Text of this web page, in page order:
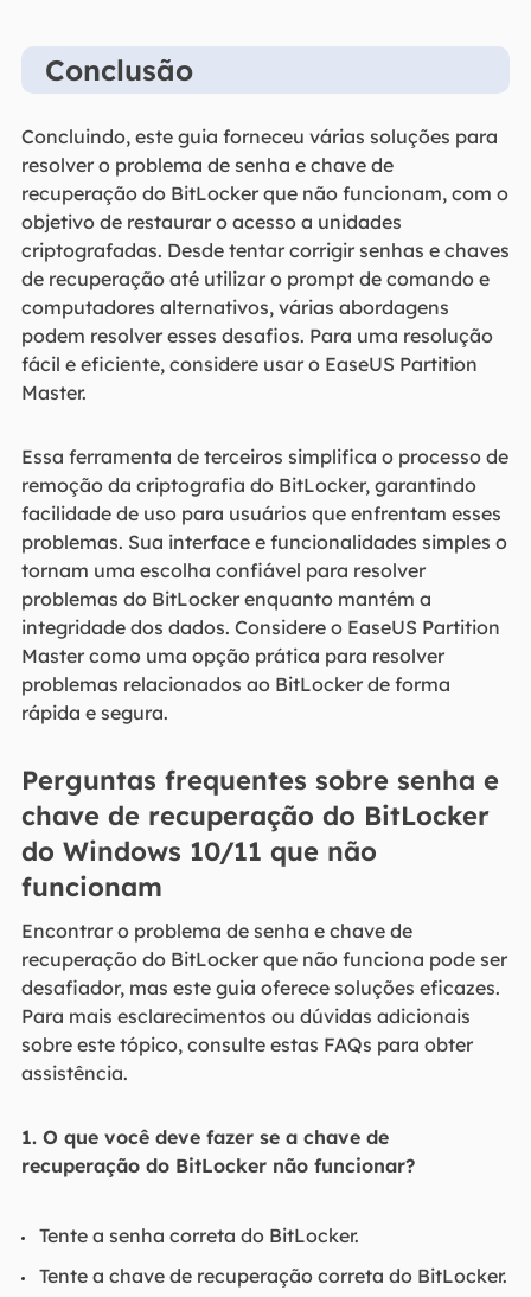
Conclusão
Concluindo, este guia forneceu várias soluções para
resolver o problema de senha e chave de
recuperação do BitLocker que não funcionam, com o
objetivo de restaurar o acesso a unidades
criptografadas. Desde tentar corrigir senhas e chaves
de recuperação até utilizar o prompt de comando e
computadores alternativos, várias abordagens
podem resolver esses desafios. Para uma resolução
fácil e eficiente, considere usar o EaseUS Partition
Master.
Essa ferramenta de terceiros simplifica o processo de
remoção da criptografia do BitLocker, garantindo
facilidade de uso para usuários que enfrentam esses
problemas. Sua interface e funcionalidades simples o
tornam uma escolha confiável para resolver
problemas do BitLocker enquanto mantém a
integridade dos dados. Considere o EaseUS Partition
Master como uma opção prática para resolver
problemas relacionados ao BitLocker de forma
rápida e segura.
Perguntas frequentes sobre senha e
chave de recuperação do BitLocker
do Windows 10/11 que não
funcionam
Encontrar o problema de senha e chave de
recuperação do BitLocker que não funciona pode ser
desafiador, mas este guia oferece soluções eficazes.
Para mais esclarecimentos ou dúvidas adicionais
sobre este tópico, consulte estas FAQs para obter
assistência.
1. O que você deve fazer se a chave de
recuperação do BitLocker não funcionar?
Tente a senha correta do BitLocker.
Tente a chave de recuperação correta do BitLocker.